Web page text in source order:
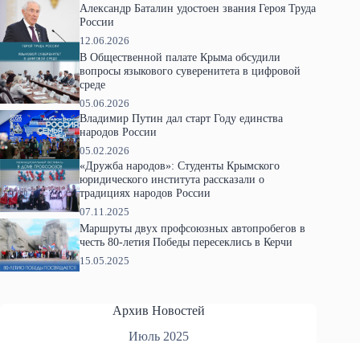
Александр Баталин удостоен звания Героя Труда
России
12.06.2026
В Общественной палате Крыма обсудили
вопросы языкового суверенитета в цифровой
среде
05.06.2026
Владимир Путин дал старт Году единства
народов России
05.02.2026
«Дружба народов»: Студенты Крымского
юридического института рассказали о
традициях народов России
07.11.2025
Маршруты двух профсоюзных автопробегов в
честь 80-летия Победы пересеклись в Керчи
15.05.2025
Архив Новостей
Июль 2025